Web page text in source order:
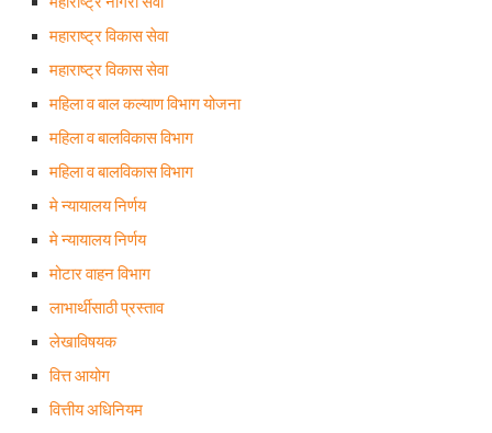
महाराष्ट्र विकास सेवा
महाराष्ट्र विकास सेवा
महिला व बाल कल्याण विभाग योजना
महिला व बालविकास विभाग
महिला व बालविकास विभाग
मे न्यायालय निर्णय
मे न्यायालय निर्णय
मोटार वाहन विभाग
लाभार्थीसाठी प्रस्ताव
लेखाविषयक
वित्त आयोग
वित्तीय अधिनियम